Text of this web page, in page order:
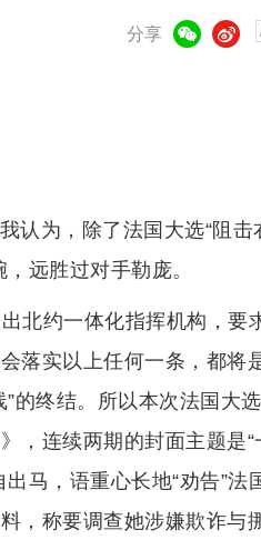
分享
微博
认为，除了法国大选“阻击
远胜过对手勒庞。
北约一体化指挥机构，要
落实以上任何一条，都将
的终结。所以本次法国大
，连续两期的封面主题是“
马，语重心长地“劝告”法
，称要调查她涉嫌欺诈与